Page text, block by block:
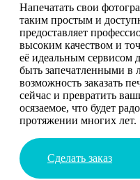
Напечатать свои
таким простым и
предоставляет
высоким качеством и
её идеальным сервисом
быть запечатленными в
возможность заказать
сейчас и превратить
осязаемое, что будет
протяжении многих лет.
Сделать заказ